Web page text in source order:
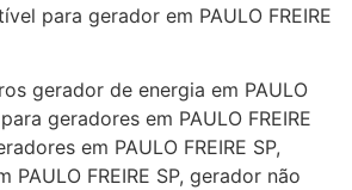
para gerador em PAULO FREIRE
gerador de energia em PAULO
geradores em PAULO FREIRE
em PAULO FREIRE SP,
PAULO FREIRE SP, gerador não